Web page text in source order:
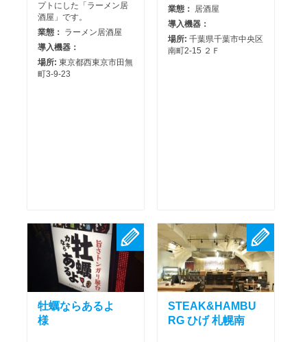
プトにした「ラーメン居
酒屋」です。
業態： ラーメン居酒屋
導入機器：
場所: 東京都西東京市田無
町3-9-23
業態： 居酒屋
導入機器：
場所: 千葉県千葉市中央区
南町2-15 ２Ｆ
牡蠣ならあるよ
様
STEAK&HAMBU
RG ひげ 札幌南